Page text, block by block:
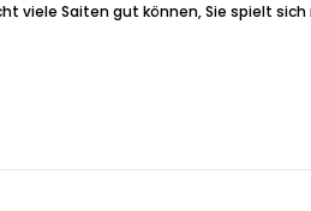
viele Saiten gut können, Sie spielt